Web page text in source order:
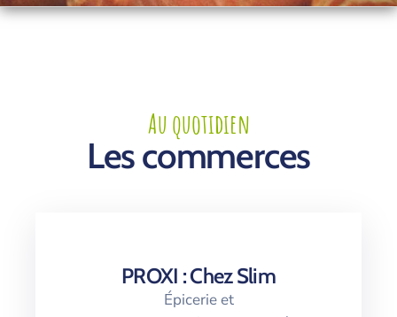
Au quotidien
Les commerces
PROXI : Chez Slim
Épicerie et